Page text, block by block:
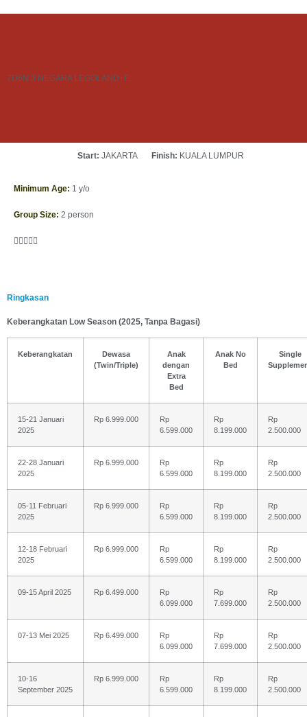
7D6N 3 NEGARA LEGOLAND+F...
Start: JAKARTA Finish: KUALA LUMPUR
Minimum Age: 1 y/o
Group Size: 2 person

Ringkasan
Keberangkatan Low Season (2025, Tanpa Bagasi)
Keberangkatan
Dewasa
(Twin/Triple)
Anak
dengan
Extra
Bed
Anak No
Bed
Single
15-21 Januari
2025
Rp 6.999.000
Rp
6.599.000
Rp
8.199.000
Rp
2.500.000
22-28 Januari
2025
Rp 6.999.000
Rp
6.599.000
Rp
8.199.000
Rp
2.500.000
05-11 Februari
2025
Rp 6.999.000
Rp
6.599.000
Rp
8.199.000
Rp
2.500.000
12-18 Februari
2025
Rp 6.999.000
Rp
6.599.000
Rp
8.199.000
Rp
2.500.000
09-15 April 2025 Rp 6.499.000
Rp
6.099.000
Rp
7.699.000
Rp
2.500.000
07-13 Mei 2025 Rp 6.499.000
Rp
6.099.000
Rp
7.699.000
Rp
2.500.000
10-16
September 2025
Rp 6.999.000
Rp
6.599.000
Rp
8.199.000
Rp
2.500.000